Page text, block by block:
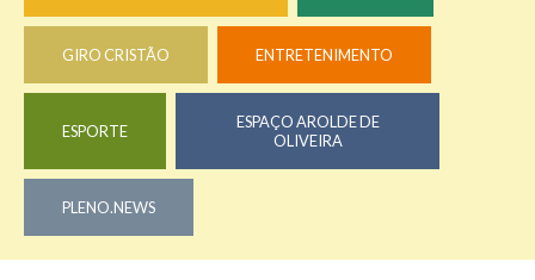
GIRO CRISTÃO ENTRETENIMENTO
ESPORTE
ESPAÇO AROLDE DE
OLIVEIRA
PLENO.NEWS